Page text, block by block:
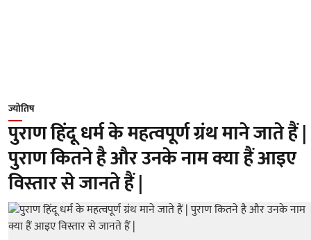
ज्योतिष
पुराण हिंदू धर्म के महत्वपूर्ण ग्रंथ माने जाते हैं |
पुराण कितने है और उनके नाम क्या हैं आइए
विस्तार से जानते हैं |